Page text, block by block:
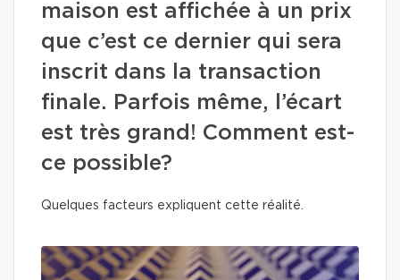
maison est affichée à un prix
que c’est ce dernier qui sera
inscrit dans la transaction
finale. Parfois même, l’écart
est très grand! Comment est-
ce possible?
Quelques facteurs expliquent cette réalité.